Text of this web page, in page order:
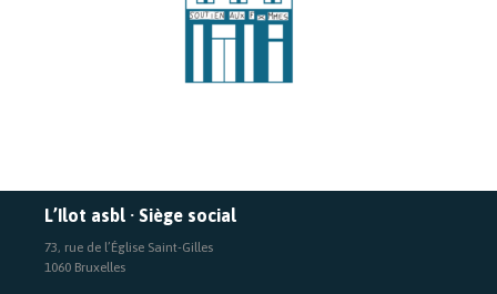
L’Ilot asbl · Siège social
73, rue de l’Église Saint-Gilles
1060 Bruxelles